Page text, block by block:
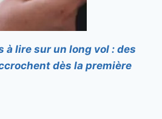
à lire sur un long vol : des
dès la première